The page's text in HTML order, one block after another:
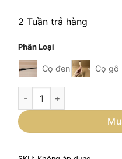
2 Tuần trả hàng
Phân Loại
Cọ đen Cọ gỗ
Cọ quét nước tương, cọ